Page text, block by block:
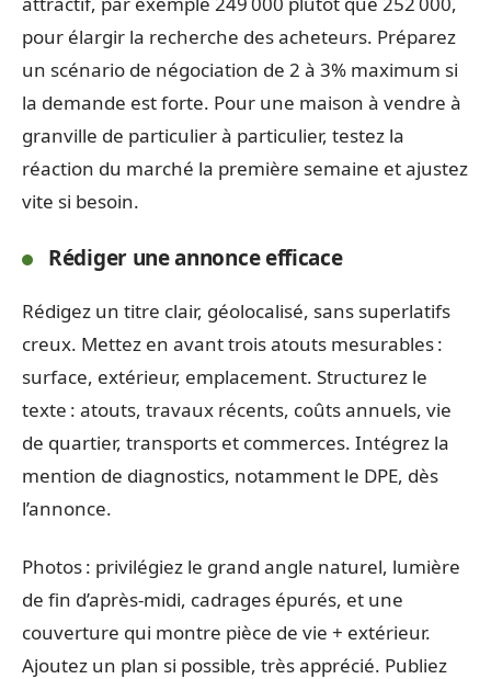
pour élargir la recherche des acheteurs. Préparez
un scénario de négociation de 2 à 3% maximum si
la demande est forte. Pour une maison à vendre à
granville de particulier à particulier, testez la
réaction du marché la première semaine et ajustez
vite si besoin.
Rédiger une annonce efficace
Rédigez un titre clair, géolocalisé, sans superlatifs
creux. Mettez en avant trois atouts mesurables :
surface, extérieur, emplacement. Structurez le
texte : atouts, travaux récents, coûts annuels, vie
de quartier, transports et commerces. Intégrez la
mention de diagnostics, notamment le DPE, dès
l’annonce.
Photos : privilégiez le grand angle naturel, lumière
de fin d’après-midi, cadrages épurés, et une
couverture qui montre pièce de vie + extérieur.
Ajoutez un plan si possible, très apprécié. Publiez